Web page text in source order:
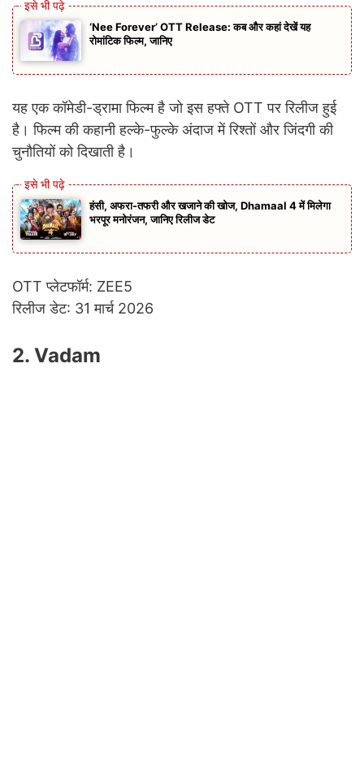
‘Nee Forever’ OTT Release: कब और कहां देखें यह
रोमांटिक फिल्म, जानिए
यह एक कॉमेडी-ड्रामा फिल्म है जो इस हफ्ते OTT पर रिलीज हुई
है। फिल्म की कहानी हल्के-फुल्के अंदाज में रिश्तों और जिंदगी की
चुनौतियों को दिखाती है।
हंसी, अफरा-तफरी और खजाने की खोज, Dhamaal 4 में मिलेगा
भरपूर मनोरंजन, जानिए रिलीज डेट
OTT प्लेटफॉर्म: ZEE5
रिलीज डेट: 31 मार्च 2026
2. Vadam